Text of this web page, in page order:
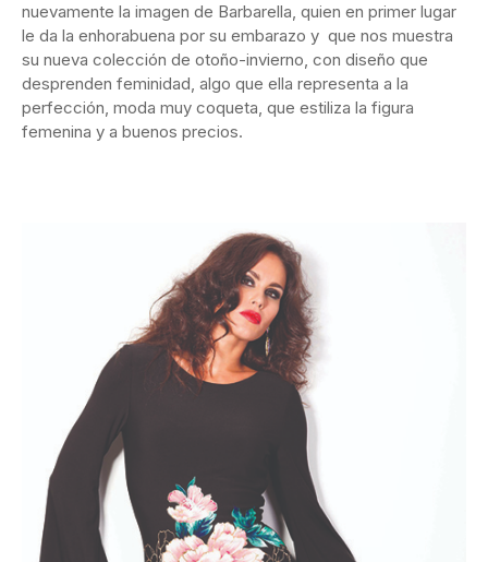
nuevamente la imagen de Barbarella, quien en primer lugar
le da la enhorabuena por su embarazo y que nos muestra
su nueva colección de otoño-invierno, con diseño que
desprenden feminidad, algo que ella representa a la
perfección, moda muy coqueta, que estiliza la figura
femenina y a buenos precios.